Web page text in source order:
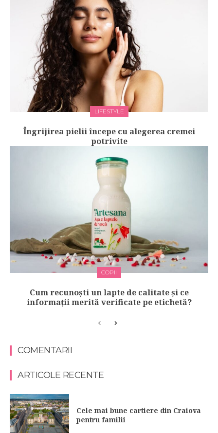
LIFESTYLE
Îngrijirea pielii începe cu alegerea cremei
potrivite
COPII
Cum recunoști un lapte de calitate și ce
informații merită verificate pe etichetă?
COMENTARII
ARTICOLE RECENTE
Cele mai bune cartiere din Craiova
pentru familii